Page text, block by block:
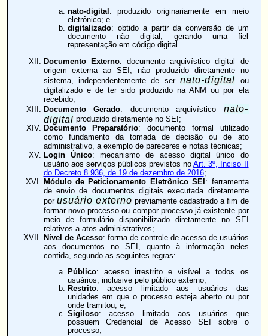
nato-digital : produzido originariamente em meio
eletrônico; e
digitalizado: obtido a partir da conversão de um
documento não digital, gerando uma fiel
representação em código digital.
Documento Externo: documento arquivístico digital de
origem externa ao SEI, não produzido diretamente no
sistema, independentemente de ser nato-digital ou
digitalizado e de ter sido produzido na ANM ou por ela
recebido;
Documento Gerado: documento arquivístico nato-
digital produzido diretamente no SEI;
Documento Preparatório: documento formal utilizado
como fundamento da tomada de decisão ou de ato
administrativo, a exemplo de pareceres e notas técnicas;
Login Único: mecanismo de acesso digital único do
usuário aos serviços públicos previstos noArt. 3º, Inciso II
do Decreto 8.936, de 19 de dezembro de 2016;
Módulo de Peticionamento Eletrônico SEI : ferramenta
de envio de documentos digitais executada diretamente
por usuário externo previamente cadastrado a fim de
formar novo processo ou compor processo já existente por
meio de formulário disponibilizado diretamente no SEI
relativos a atos administrativos;
Nível de Acesso: forma de controle de acesso de usuários
aos documentos no SEI, quanto à informação neles
contida, segundo as seguintes regras:
Público: acesso irrestrito e visível a todos os
usuários, inclusive pelo público externo;
Restrito: acesso limitado aos usuários das
unidades em que o processo esteja aberto ou por
onde tramitou; e,
Sigiloso: acesso limitado aos usuários que
possuem Credencial de Acesso SEI sobre o
processo;